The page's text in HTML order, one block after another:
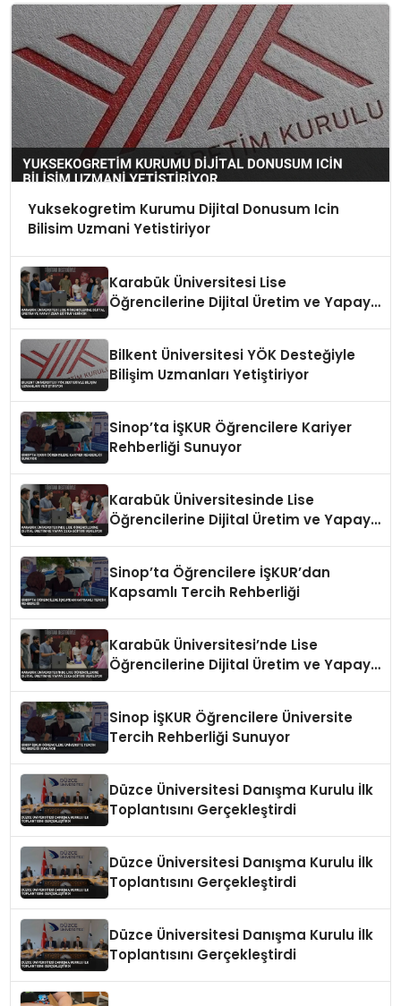
Yuksekogretim Kurumu Dijital Donusum Icin
Bilisim Uzmani Yetistiriyor
Karabük Üniversitesi Lise
Öğrencilerine Dijital Üretim ve Yapay
Bilkent Üniversitesi YÖK Desteğiyle
Bilişim Uzmanları Yetiştiriyor
Sinop’ta İŞKUR Öğrencilere Kariyer
Rehberliği Sunuyor
Karabük Üniversitesinde Lise
Öğrencilerine Dijital Üretim ve Yapay
Sinop’ta Öğrencilere İŞKUR’dan
Kapsamlı Tercih Rehberliği
Karabük Üniversitesi’nde Lise
Öğrencilerine Dijital Üretim ve Yapay
Sinop İŞKUR Öğrencilere Üniversite
Tercih Rehberliği Sunuyor
Düzce Üniversitesi Danışma Kurulu İlk
Toplantısını Gerçekleştirdi
Düzce Üniversitesi Danışma Kurulu İlk
Toplantısını Gerçekleştirdi
Düzce Üniversitesi Danışma Kurulu İlk
Toplantısını Gerçekleştirdi